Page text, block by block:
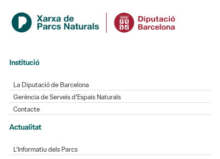
Institució
La Diputació de Barcelona
Gerència de Serveis d'Espais Naturals
Contacte
Actualitat
L'Informatiu dels Parcs